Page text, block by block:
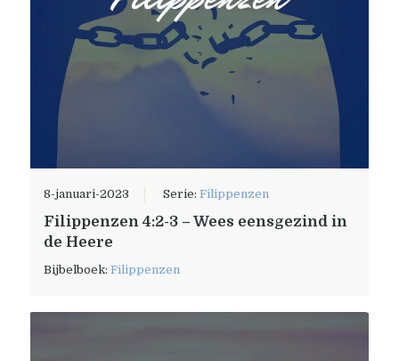
8-januari-2023 Serie:Filippenzen
Filippenzen 4:2-3 – Wees eensgezind in
de Heere
Bijbelboek:Filippenzen